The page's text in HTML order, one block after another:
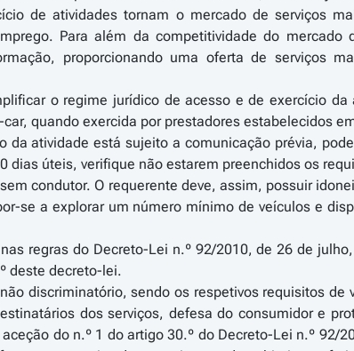
de atividades tornam o mercado de serviços
Para além da competitividade do mercado
proporcionando uma oferta de serviços
o regime jurídico de acesso e de exercício
quando exercida por prestadores estabelecidos
da atividade está sujeito a comunicação prévia,
dias úteis, verifique não estarem preenchidos os
condutor. O requerente deve, assim, possuir
se a explorar um número mínimo de veículos e
regras do Decreto-Lei n.º 92/2010, de 26 de
deste decreto-lei.
discriminatório, sendo os respetivos requisitos de
dos serviços, defesa do consumidor e
do n.º 1 do artigo 30.º do Decreto-Lei n.º 92/